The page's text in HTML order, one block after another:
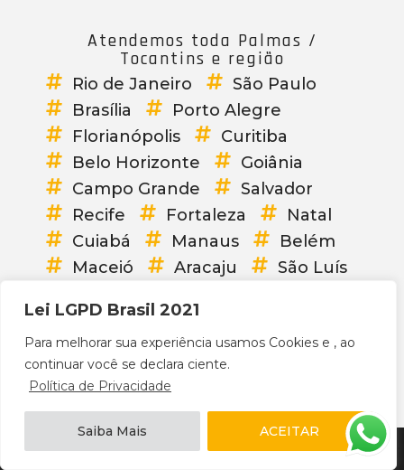
Lei LGPD Brasil 2021
Para melhorar sua experiência usamos Cookies e , ao
continuar você se declara ciente.
Política de Privacidade
Saiba Mais ACEITAR
Atendemos toda Palmas /
Tocantins e região
Rio de Janeiro
São Paulo
Brasília
Porto Alegre
Florianópolis
Curitiba
Belo Horizonte
Goiânia
Campo Grande
Salvador
Recife
Fortaleza
Natal
Cuiabá
Manaus
Belém
Maceió
Aracaju
São Luís
João Pessoa
Porto Velho
Macapá
Rio Branco
Brasil